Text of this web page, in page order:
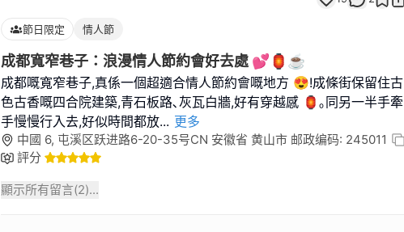
節日限定 情人節
成都寬窄巷子：浪漫情人節約會好去處 💕🏮☕
成都嘅寬窄巷子,真係一個超適合情人節約會嘅地方 😍!成條街保留住古
色古香嘅四合院建築,青石板路､灰瓦白牆,好有穿越感 🏮｡同另一半手牽
手慢慢行入去,好似時間都放... 更多
中國 6, 屯溪区跃进路6-20-35号CN 安徽省 黄山市 邮政编码: 245011
評分
顯示所有留言(2)...